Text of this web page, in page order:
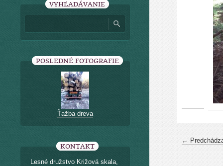
←
VYHĽADÁVANIE
POSLEDNÉ FOTOGRAFIE
Ťažba dreva
KONTAKT
Lesné družstvo Križová skala,